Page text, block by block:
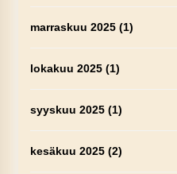
marraskuu 2025(1)
lokakuu 2025(1)
syyskuu 2025(1)
kesäkuu 2025(2)